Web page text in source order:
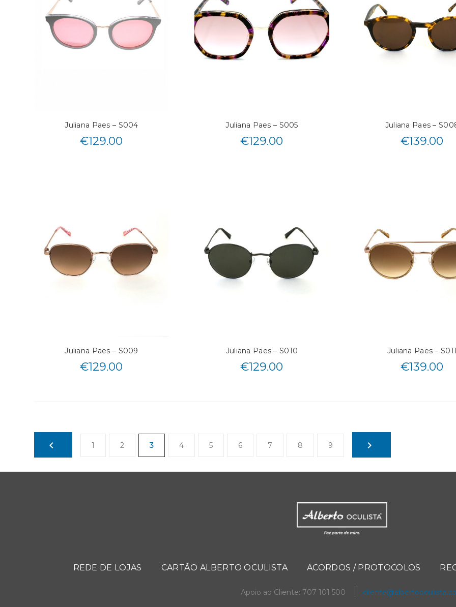
Juliana Paes – S004
€129.00
Juliana Paes – S005
€129.00
Juliana Paes –
€139.00
Juliana Paes – S009
€129.00
Juliana Paes – S010
€129.00
Juliana Paes –
€139.00
1 2 3 4 5 6 7 8 9
REDE DE LOJAS CARTÃO ALBERTO OCULISTA ACORDOS / PROTOCOLOS
Apoio ao Cliente: 707 101 500